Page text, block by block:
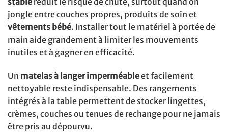
jongle entre couches propres, produits de soin et
vêtements bébé. Installer tout le matériel à portée de
main aide grandement à limiter les mouvements
inutiles et à gagner en efficacité.
Un matelas à langer imperméableet facilement
nettoyable reste indispensable. Des rangements
intégrés à la table permettent de stocker lingettes,
crèmes, couches ou tenues de rechange pour ne jamais
être pris au dépourvu.